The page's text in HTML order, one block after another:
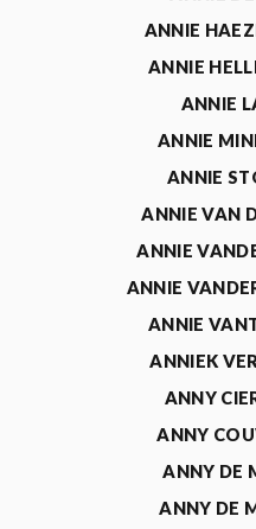
ANNIE
ANNIE
ANNIE
ANNIE
ANNIE
ANNIE VAN
ANNIE
ANNIE
ANNIE
ANNIEK
ANNY
ANNY
ANNY DE
ANNY DE